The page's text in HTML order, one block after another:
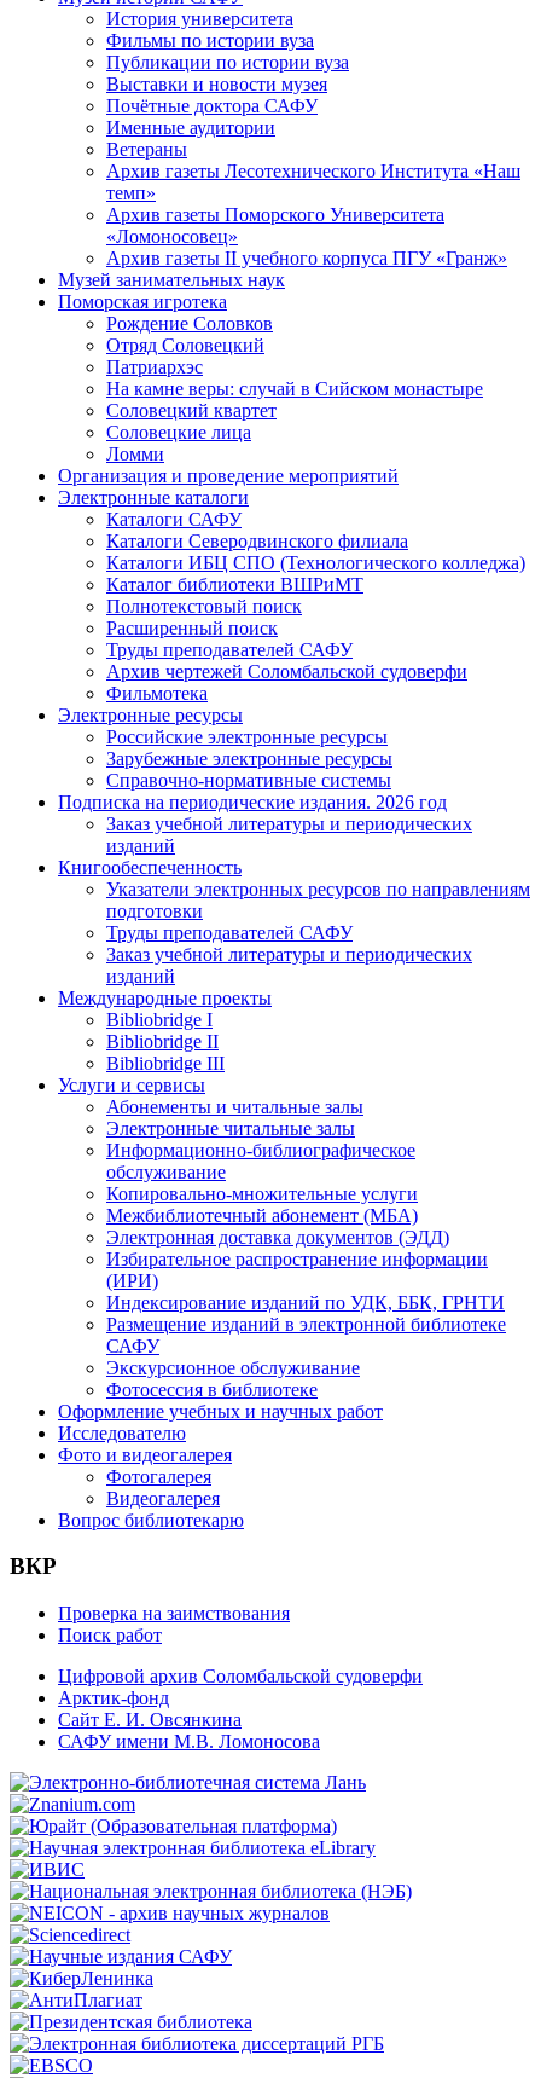
История университета
Фильмы по истории вуза
Публикации по истории вуза
Выставки и новости музея
Почётные доктора САФУ
Именные аудитории
Ветераны
Архив газеты Лесотехнического Института «Наш
темп»
Архив газеты Поморского Университета
«Ломоносовец»
Архив газеты II учебного корпуса ПГУ «Гранж»
Музей занимательных наук
Поморская игротека
Рождение Соловков
Отряд Соловецкий
Патриархэс
На камне веры: случай в Сийском монастыре
Соловецкий квартет
Соловецкие лица
Ломми
Организация и проведение мероприятий
Электронные каталоги
Каталоги САФУ
Каталоги Северодвинского филиала
Каталоги ИБЦ СПО (Технологического колледжа)
Каталог библиотеки ВШРиМТ
Полнотекстовый поиск
Расширенный поиск
Труды преподавателей САФУ
Архив чертежей Соломбальской судоверфи
Фильмотека
Электронные ресурсы
Российские электронные ресурсы
Зарубежные электронные ресурсы
Справочно-нормативные системы
Подписка на периодические издания. 2026 год
Заказ учебной литературы и периодических
изданий
Книгообеспеченность
Указатели электронных ресурсов по направлениям
подготовки
Труды преподавателей САФУ
Заказ учебной литературы и периодических
изданий
Международные проекты
Bibliobridge I
Bibliobridge II
Bibliobridge III
Услуги и сервисы
Абонементы и читальные залы
Электронные читальные залы
Информационно-библиографическое
обслуживание
Копировально-множительные услуги
Межбиблиотечный абонемент (МБА)
Электронная доставка документов (ЭДД)
Избирательное распространение информации
(ИРИ)
Индексирование изданий по УДК, ББК, ГРНТИ
Размещение изданий в электронной библиотеке
САФУ
Экскурсионное обслуживание
Фотосессия в библиотеке
Оформление учебных и научных работ
Исследователю
Фото и видеогалерея
Фотогалерея
Видеогалерея
Вопрос библиотекарю
ВКР
Проверка на заимствования
Поиск работ
Цифровой архив Соломбальской судоверфи
Арктик-фонд
Сайт Е. И. Овсянкина
САФУ имени М.В. Ломоносова